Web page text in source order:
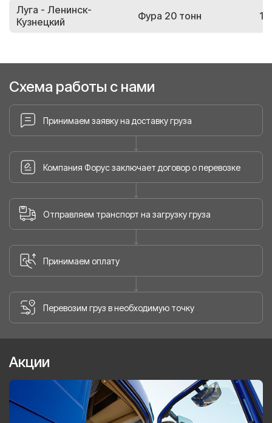
Луга - Ленинск-
Кузнецкий
Фура 20 тонн
Схема работы с нами
Принимаем заявку на доставку груза
Компания Форус заключает договор о перевозке
Отправляем транспорт на загрузку груза
Принимаем оплату
Перевозим груз в необходимую точку
Акции